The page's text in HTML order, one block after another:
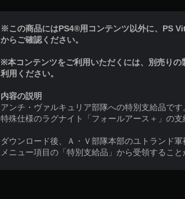
※この商品にはPS4®用コンテンツ以外に、PS
からご確認ください。
※本コンテンツをご利用いただくには、別売り
利用ください。
内容の説明
アンチ・ヴァルキュリア部隊への特別支給品です
特殊仕様のラグナイト「フォールアース＋」の支
ダウンロード後、Ａ・Ｖ部隊本部のユトランド軍
メニュー項目の「特別支給品」から受領すること